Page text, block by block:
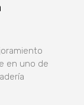
en uno de